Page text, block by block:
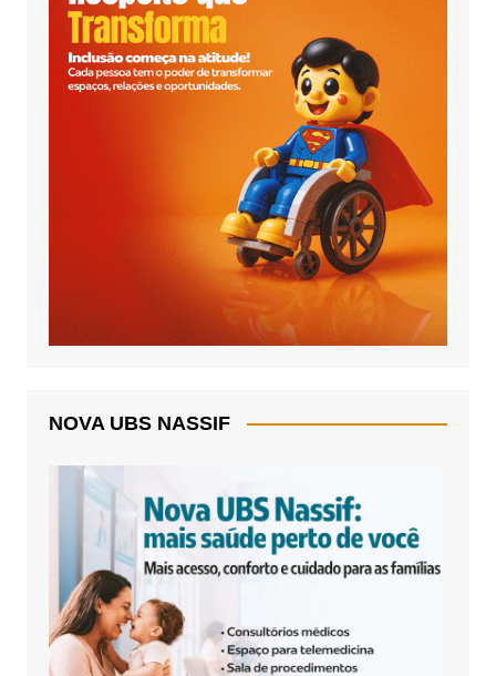
NOVA UBS NASSIF